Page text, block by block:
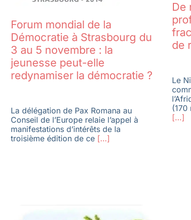
Forum mondial de la
Démocratie à Strasbourg du
3 au 5 novembre : la
jeunesse peut-elle
redynamiser la démocratie ?
La délégation de Pax Romana au
Conseil de l’Europe relaie l’appel à
manifestations d’intérêts de la
troisième édition de ce[…]
De
de
Le
(170
[…]